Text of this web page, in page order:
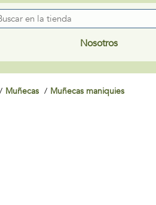
Nosotros
Muñecas Muñecas maniquies